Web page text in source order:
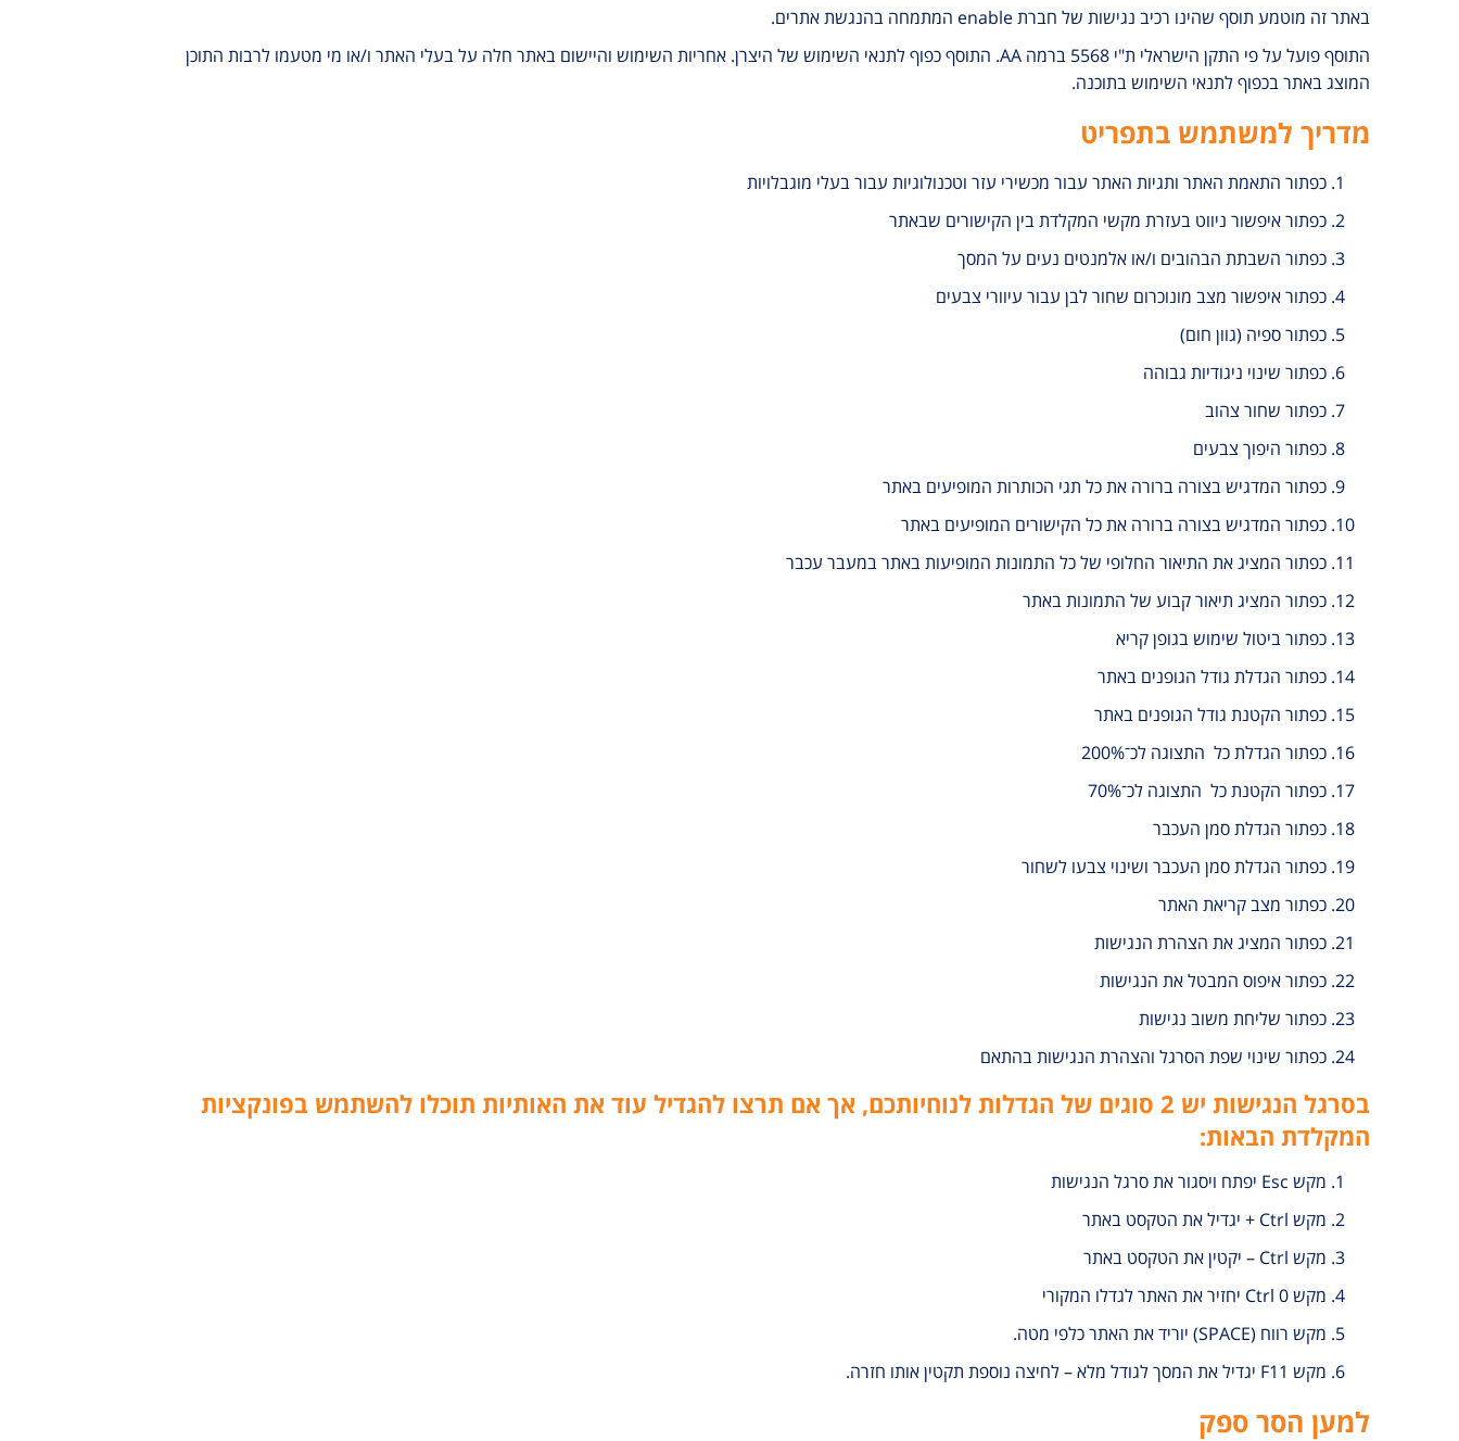
באתר זה מוטמע תוסף שהינו רכיב נגישות של חברת enable המתמחה בהנגשת אתרים.
התוסף פועל על פי התקן הישראלי ת"י 5568 ברמה AA. התוסף כפוף לתנאי השימוש של היצרן. אחריות השימוש והיישום באתר חלה על בעלי האתר ו/או מי מטעמו לרבות התוכן
המוצג באתר בכפוף לתנאי השימוש בתוכנה.
מדריך למשתמש בתפריט
כפתור התאמת האתר ותגיות האתר עבור מכשירי עזר וטכנולוגיות עבור בעלי מוגבלויות
כפתור איפשור ניווט בעזרת מקשי המקלדת בין הקישורים שבאתר
כפתור השבתת הבהובים ו/או אלמנטים נעים על המסך
כפתור איפשור מצב מונוכרום שחור לבן עבור עיוורי צבעים
כפתור ספיה (גוון חום)
כפתור שינוי ניגודיות גבוהה
כפתור שחור צהוב
כפתור היפוך צבעים
כפתור המדגיש בצורה ברורה את כל תגי הכותרות המופיעים באתר
כפתור המדגיש בצורה ברורה את כל הקישורים המופיעים באתר
כפתור המציג את התיאור החלופי של כל התמונות המופיעות באתר במעבר עכבר
כפתור המציג תיאור קבוע של התמונות באתר
כפתור ביטול שימוש בגופן קריא
כפתור הגדלת גודל הגופנים באתר
כפתור הקטנת גודל הגופנים באתר
כפתור הגדלת כל התצוגה לכ־200%
כפתור הקטנת כל התצוגה לכ־70%
כפתור הגדלת סמן העכבר
כפתור הגדלת סמן העכבר ושינוי צבעו לשחור
כפתור מצב קריאת האתר
כפתור המציג את הצהרת הנגישות
כפתור איפוס המבטל את הנגישות
כפתור שליחת משוב נגישות
כפתור שינוי שפת הסרגל והצהרת הנגישות בהתאם
בסרגל הנגישות יש 2 סוגים של הגדלות לנוחיותכם, אך אם תרצו להגדיל עוד את האותיות תוכלו להשתמש בפונקציות
המקלדת הבאות:
מקש Esc יפתח ויסגור את סרגל הנגישות
מקש Ctrl + יגדיל את הטקסט באתר
מקש Ctrl – יקטין את הטקסט באתר
מקש Ctrl 0 יחזיר את האתר לגדלו המקורי
מקש רווח (SPACE) יוריד את האתר כלפי מטה.
מקש F11 יגדיל את המסך לגודל מלא – לחיצה נוספת תקטין אותו חזרה.
למען הסר ספק